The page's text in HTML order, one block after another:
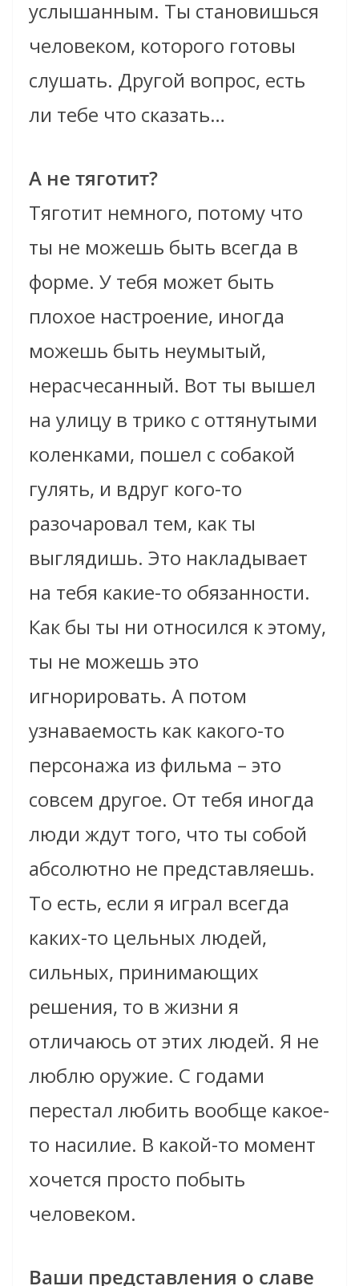
услышанным. Ты становишься
человеком, которого готовы
слушать. Другой вопрос, есть
ли тебе что сказать…
А не тяготит?
Тяготит немного, потому что
ты не можешь быть всегда в
форме. У тебя может быть
плохое настроение, иногда
можешь быть неумытый,
нерасчесанный. Вот ты вышел
на улицу в трико с оттянутыми
коленками, пошел с собакой
гулять, и вдруг кого-то
разочаровал тем, как ты
выглядишь. Это накладывает
на тебя какие-то обязанности.
Как бы ты ни относился к этому,
ты не можешь это
игнорировать. А потом
узнаваемость как какого-то
персонажа из фильма – это
совсем другое. От тебя иногда
люди ждут того, что ты собой
абсолютно не представляешь.
То есть, если я играл всегда
каких-то цельных людей,
сильных, принимающих
решения, то в жизни я
отличаюсь от этих людей. Я не
люблю оружие. С годами
перестал любить вообще какое-
то насилие. В какой-то момент
хочется просто побыть
человеком.
Ваши представления о славе